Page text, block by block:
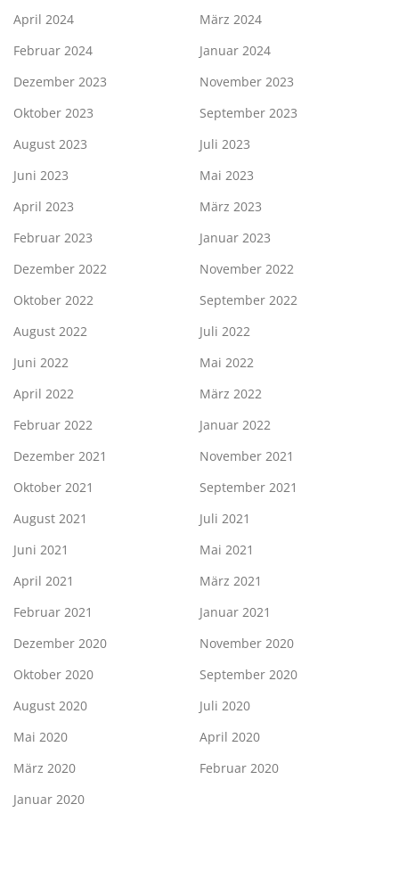
April 2024
März 2024
Februar 2024
Januar 2024
Dezember 2023
November 2023
Oktober 2023
September 2023
August 2023
Juli 2023
Juni 2023
Mai 2023
April 2023
März 2023
Februar 2023
Januar 2023
Dezember 2022
November 2022
Oktober 2022
September 2022
August 2022
Juli 2022
Juni 2022
Mai 2022
April 2022
März 2022
Februar 2022
Januar 2022
Dezember 2021
November 2021
Oktober 2021
September 2021
August 2021
Juli 2021
Juni 2021
Mai 2021
April 2021
März 2021
Februar 2021
Januar 2021
Dezember 2020
November 2020
Oktober 2020
September 2020
August 2020
Juli 2020
Mai 2020
April 2020
März 2020
Februar 2020
Januar 2020